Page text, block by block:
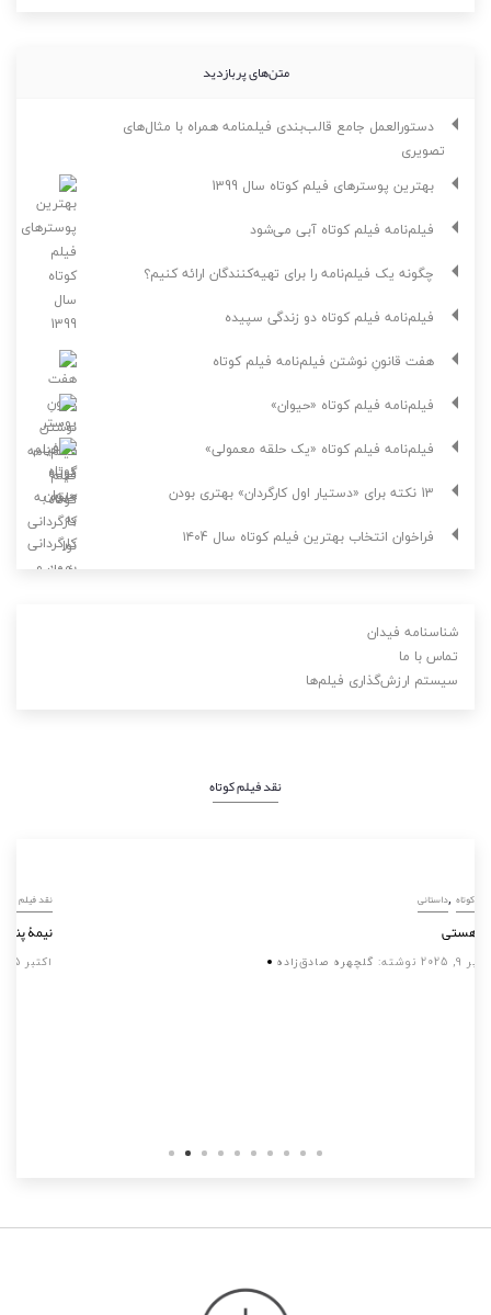
متن‌های پربازدید
دستورالعمل جامع قالب‌بندی فیلمنامه همراه با مثال‌های
تصویری
بهترین پوسترهای فیلم کوتاه سال 1399
فیلم‌نامه فیلم کوتاه آبی می‌شود
چگونه یک فیلم‌نامه را برای تهیه‌کنندگان ارائه کنیم؟
فیلم‌نامه فیلم کوتاه دو زندگی سپیده
هفت قانونِ نوشتن فیلم‌نامه فیلم کوتاه
فیلم‌نامه فیلم کوتاه «حیوان»
فیلم‌نامه فیلم کوتاه «یک حلقه معمولی»
13 نکته برای «دستیار اول کارگردان» بهتری بودن
فراخوان انتخاب بهترین فیلم کوتاه سال ۱۴۰4
شناسنامه فیدان
تماس با ما
سیستم ارزش‌گذاری فیلم‌ها
نقد فیلم کوتاه
نقد فیلم کوتاه
تو، آن هستی
نوشته:گلچهره صادق‌زاده سپتامبر 9, 2025